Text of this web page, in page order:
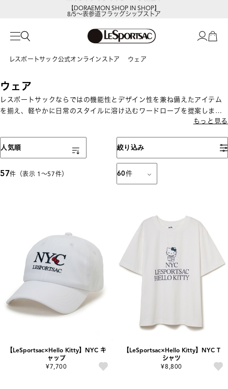
【DORAEMON SHOP IN SHOP】
8/5～表参道フラッグシップストア
レスポートサック公式オンラインストア ウェア
ウェア
レスポートサックならではの機能性とデザイン性を兼ね備えたアイテム
を揃え、軽やかに日常のスタイルに溶け込むワードローブを提案しま
もっと見る
絞り込み
57件（表示 1〜57件） 60件
表示順
人気順
【LeSportsac×Hello Kitty】NYC キ
ャップ
¥7,700
【LeSportsac×Hello Kitty】NYC T
シャツ
¥8,800